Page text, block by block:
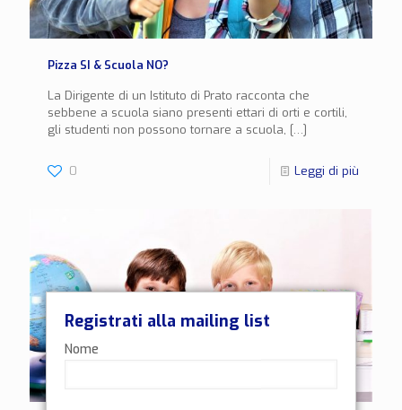
Pizza SI & Scuola NO?
La Dirigente di un Istituto di Prato racconta che
sebbene a scuola siano presenti ettari di orti e cortili,
gli studenti non possono tornare a scuola, […]
0 Leggi di più
Registrati alla mailing list
Nome